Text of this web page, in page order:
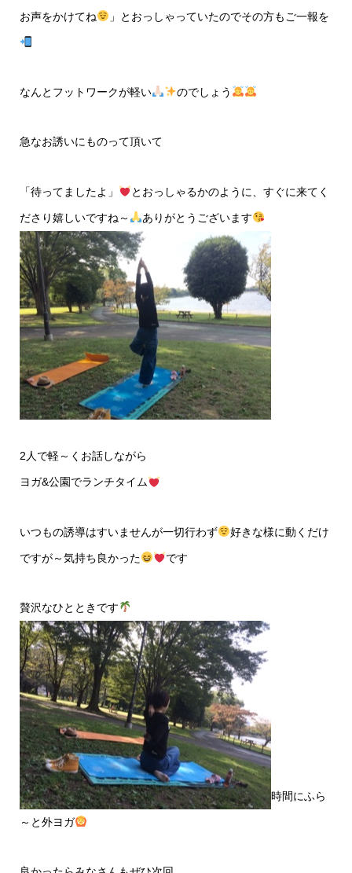
お声をかけてね 」とおっしゃっていたのでその方もご一報を
なんとフットワークが軽い のでしょう
急なお誘いにものって頂いて
「待ってましたよ」 とおっしゃるかのように、すぐに来てく
ださり嬉しいですね～ ありがとうございます
2人で軽～くお話しながら
ヨガ&公園でランチタイム
いつもの誘導はすいませんが一切行わず 好きな様に動くだけ
ですが～気持ち良かった です
贅沢なひとときです
時間にふら
～と外ヨガ